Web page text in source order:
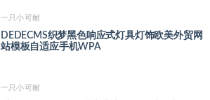
一只小可耐
DEDECMS织梦黑色响应式灯具灯饰欧美外贸网
站模板自适应手机WPA
一只小可耐